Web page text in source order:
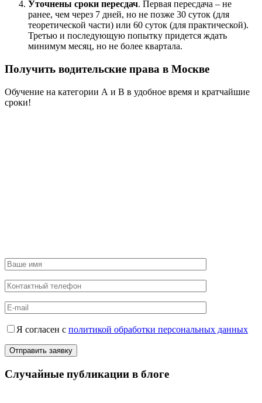
Уточнены сроки пересдач. Первая пересдача – не
ранее, чем через 7 дней, но не позже 30 суток (для
теоретической части) или 60 суток (для практической).
Третью и последующую попытку придется ждать
минимум месяц, но не более квартала.
Получить водительские права в Москве
Обучение на категории А и В в удобное время и кратчайшие
сроки!
Я согласен с политикой обработки персональных данных
Случайные публикации в блоге